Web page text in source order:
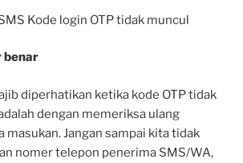
Kode login OTP tidak muncul
benar
diperhatikan ketika kode OTP tidak
dengan memeriksa ulang
masukan. Jangan sampai kita tidak
nomer telepon penerima SMS/WA,